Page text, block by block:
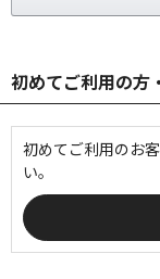
初めてご利用の方
初めてご利用のお
い。